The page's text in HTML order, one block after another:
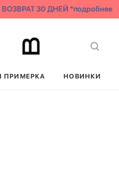
30 ДНЕЙ *подробнее
ПРИМЕРКА НОВИНКИ